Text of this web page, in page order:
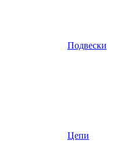
Подвески
Цепи